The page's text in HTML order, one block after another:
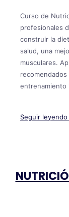
Curso de
profesionales
construir la
salud, una
musculares.
entrenamiento
Seguir